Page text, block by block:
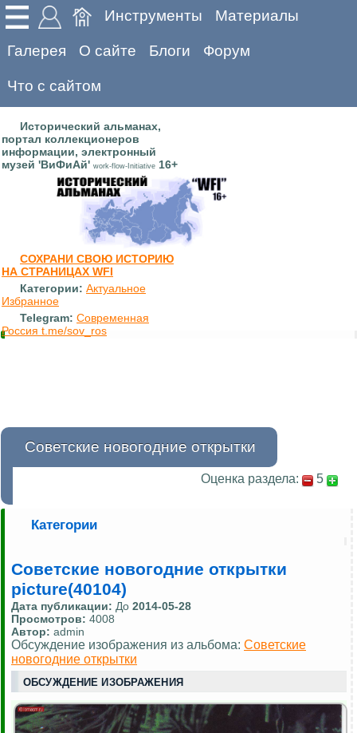
Инструменты Материалы
Галерея О сайте Блоги Форум
Что с сайтом
Исторический альманах,
портал коллекционеров
информации, электронный
музей 'ВиФиАй' work-flow-Initiative 16+
СОХРАНИ СВОЮ ИСТОРИЮ
НА СТРАНИЦАХ WFI
Категории: Актуальное
Избранное
Telegram: Современная
Россия t.me/sov_ros
Советские новогодние открытки
Оценка раздела: 5
Категории
Советские новогодние открытки
picture(40104)
Дата публикации: До 2014-05-28
Просмотров: 4008
Автор: admin
Обсуждение изображения из альбома: Советские
новогодние открытки
ОБСУЖДЕНИЕ ИЗОБРАЖЕНИЯ